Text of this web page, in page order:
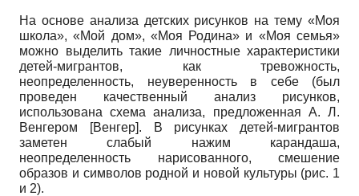
На основе анализа детских рисунков на тему «Моя
школа», «Мой дом», «Моя Родина» и «Моя семья»
можно выделить такие личностные характеристики
детей-мигрантов, как тревожность,
неопределенность, неуверенность в себе (был
проведен качественный анализ рисунков,
использована схема анализа, предложенная А. Л.
Венге­ром
[Венгер]. В рисунках детей-мигрантов
заметен слабый нажим карандаша,
неопределенность нарисованного, смешение
образов и символов родной и новой культуры (рис. 1
и 2).